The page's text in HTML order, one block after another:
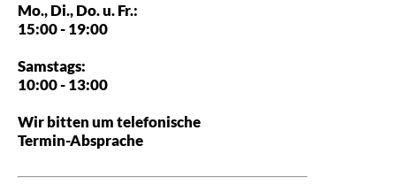
Mo., Di., Do. u. Fr.:
15:00 - 19:00
Samstags:
10:00 - 13:00
Wir bitten um telefonische
Termin-Absprache